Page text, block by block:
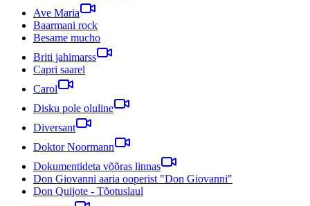
Ave Maria
Baarmani rock
Besame mucho
Briti jahimarss
Capri saarel
Carol
Disku pole oluline
Diversant
Doktor Noormann
Dokumentideta võõras linnas
Don Giovanni aaria ooperist "Don Giovanni"
Don Quijote - Tõotuslaul